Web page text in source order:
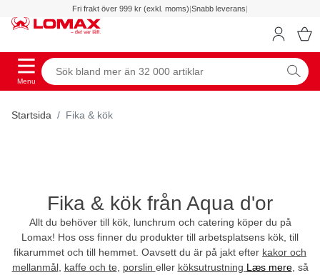
Fri frakt över 999 kr (exkl. moms)|Snabb leverans|
Menu
Startsida Fika & kök
Fika & kök från Aqua d'or
Allt du behöver till kök, lunchrum och catering köper du på
Lomax! Hos oss finner du produkter till arbetsplatsens kök, till
fikarummet och till hemmet. Oavsett du är på jakt efter kakor och
mellanmål, kaffe och te porslin eller köksutrustning Læs mere, så